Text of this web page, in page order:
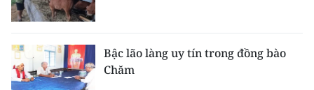
Bậc lão làng uy tín trong đồng bào
Chăm